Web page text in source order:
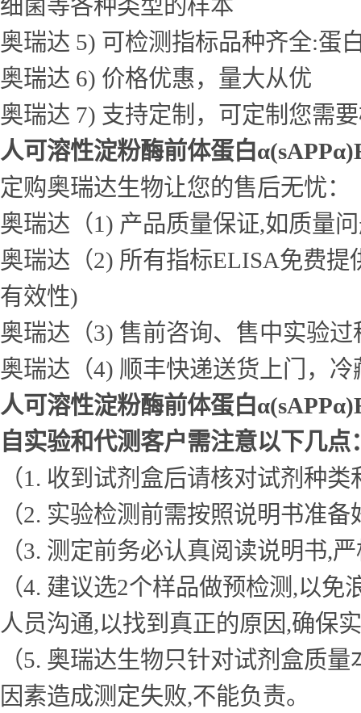
细菌等各种类型的样本
奥瑞达 5) 可检测指标品种齐全:蛋
奥瑞达 6) 价格优惠，量大从优
奥瑞达 7) 支持定制，可定制您需
人可溶性淀粉酶前体蛋白
定购奥瑞达生物让您的售后无忧：
奥瑞达（1) 产品质量保证,如质量
奥瑞达（2) 所有指标ELISA免费
有效性)
奥瑞达（3) 售前咨询、售中实验
奥瑞达（4) 顺丰快递送货上门，
人可溶性淀粉酶前体蛋白
自实验和代测客户需注意以下几点
（1. 收到试剂盒后请核对试剂种
（2. 实验检测前需按照说明书准
（3. 测定前务必认真阅读说明书,
（4. 建议选2个样品做预检测,以
人员沟通,以找到真正的原因,确保
（5. 奥瑞达生物只针对试剂盒质
因素造成测定失败,不能负责。